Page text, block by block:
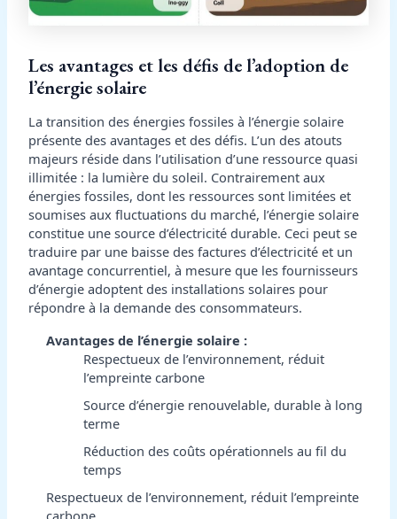
Les avantages et les défis de l’adoption de
l’énergie solaire
La transition des énergies fossiles à l’énergie solaire
présente des avantages et des défis. L’un des atouts
majeurs réside dans l’utilisation d’une ressource quasi
illimitée : la lumière du soleil. Contrairement aux
énergies fossiles, dont les ressources sont limitées et
soumises aux fluctuations du marché, l’énergie solaire
constitue une source d’électricité durable. Ceci peut se
traduire par une baisse des factures d’électricité et un
avantage concurrentiel, à mesure que les fournisseurs
d’énergie adoptent des installations solaires pour
répondre à la demande des consommateurs.
Avantages de l’énergie solaire :
Respectueux de l’environnement, réduit
l’empreinte carbone
Source d’énergie renouvelable, durable à long
terme
Réduction des coûts opérationnels au fil du
temps
Respectueux de l’environnement, réduit l’empreinte